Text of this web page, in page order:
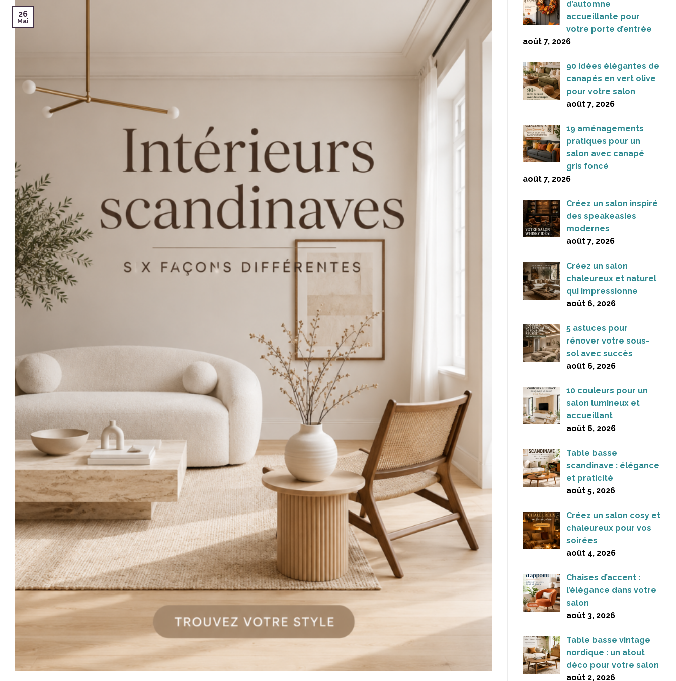
26
Mai
d’automne
accueillante pour
votre porte d’entrée
août 7, 2026
90 idées élégantes de
canapés en vert olive
pour votre salon
août 7, 2026
19 aménagements
pratiques pour un
salon avec canapé
gris foncé
août 7, 2026
Créez un salon inspiré
des speakeasies
modernes
août 7, 2026
Créez un salon
chaleureux et naturel
qui impressionne
août 6, 2026
5 astuces pour
rénover votre sous-
sol avec succès
août 6, 2026
10 couleurs pour un
salon lumineux et
accueillant
août 6, 2026
Table basse
scandinave : élégance
et praticité
août 5, 2026
Créez un salon cosy et
chaleureux pour vos
soirées
août 4, 2026
Chaises d’accent :
l’élégance dans votre
salon
août 3, 2026
Table basse vintage
nordique : un atout
déco pour votre salon
août 2, 2026